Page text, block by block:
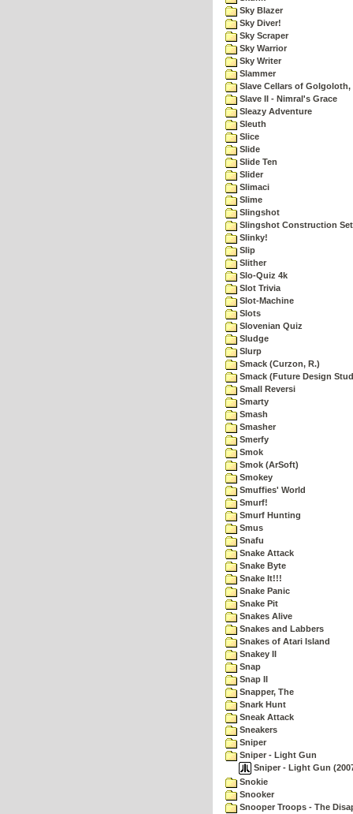
Sky Blazer
Sky Diver!
Sky Scraper
Sky Warrior
Sky Writer
Slammer
Slave Cellars of Golgoloth,
Slave II - Nimral's Grace
Sleazy Adventure
Sleuth
Slice
Slide
Slide Ten
Slider
Slimaci
Slime
Slingshot
Slingshot Construction Set
Slinky!
Slip
Slither
Slo-Quiz 4k
Slot Trivia
Slot-Machine
Slots
Slovenian Quiz
Sludge
Slurp
Smack (Curzon, R.)
Smack (Future Design
Small Reversi
Smarty
Smash
Smasher
Smerfy
Smok
Smok (ArSoft)
Smokey
Smuffies' World
Smurf!
Smurf Hunting
Smus
Snafu
Snake Attack
Snake Byte
Snake It!!!
Snake Panic
Snake Pit
Snakes Alive
Snakes and Labbers
Snakes of Atari Island
Snakey II
Snap
Snap II
Snapper, The
Snark Hunt
Sneak Attack
Sneakers
Sniper
Sniper - Light Gun
Sniper - Light Gun
Snokie
Snooker
Snooper Troops - The